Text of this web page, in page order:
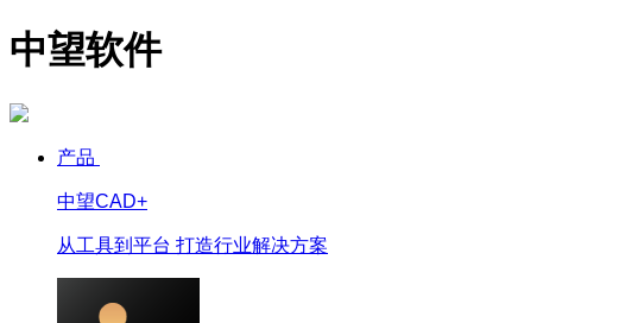
中望软件
产品
中望CAD+
从工具到平台 打造行业解决方案